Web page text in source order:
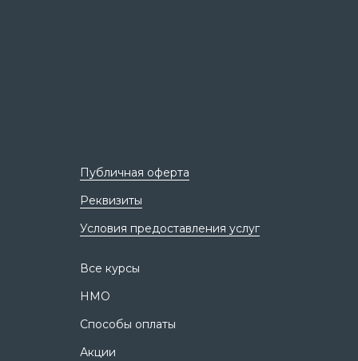
Публичная оферта
Реквизиты
Условия предоставления услуг
Все курсы
НМО
Способы оплаты
Акции